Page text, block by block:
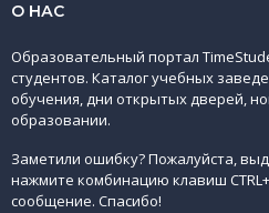
О НАС
Образовательный портал
студентов. Каталог учебных
обучения, дни открытых дверей,
образовании.
Заметили ошибку? Пожалуйста,
нажмите комбинацию клавиш
сообщение. Спасибо!